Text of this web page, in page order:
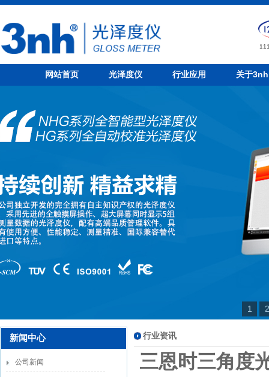
网站首页 光泽度仪 行业应用 关于3nh
1 2
新闻中心
公司新闻
行业资讯
三恩时三角度